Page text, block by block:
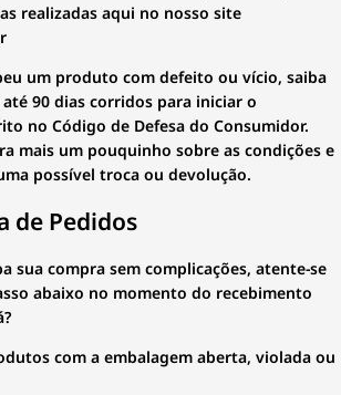
realizadas aqui no nosso site
um produto com defeito ou vício, saiba
90 dias corridos para iniciar o
no Código de Defesa do Consumidor.
mais um pouquinho sobre as condições e
possível troca ou devolução.
de Pedidos
sua compra sem complicações, atente-se
abaixo no momento do recebimento
com a embalagem aberta, violada ou